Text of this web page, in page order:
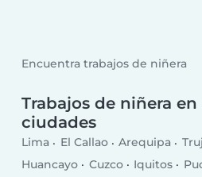
Encuentra trabajos de niñera
Trabajos de niñera
ciudades
Lima El Callao Arequipa
Huancayo
Cuzco Iquitos